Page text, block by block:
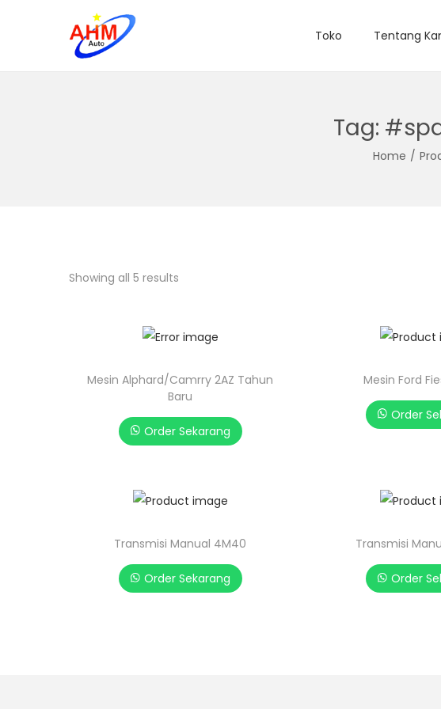
Toko Tentang
Tag:
Home /
Showing all 5 results
Mesin Alphard/Camrry 2AZ Tahun
Baru
Order Sekarang
Mesin Ford
Order
Transmisi Manual 4M40
Order Sekarang
Transmisi
Order